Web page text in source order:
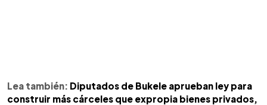
Lea también: Diputados de Bukele aprueban ley para
construir más cárceles que expropia bienes privados,